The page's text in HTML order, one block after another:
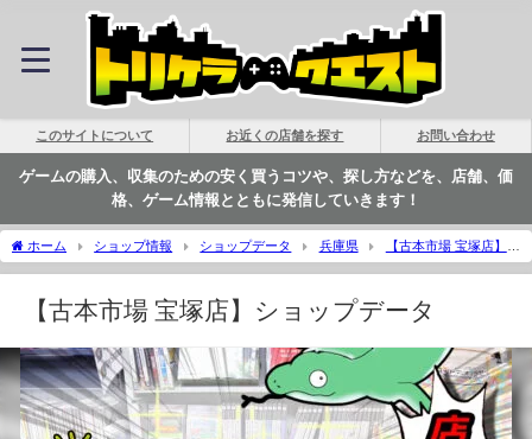
このサイトについて お近くの店舗を探す お問い合わせ
ゲームの購入、収集のための安く買うコツや、探し方などを、店舗、価
格、ゲーム情報とともに発信していきます！
ホーム ショップ情報 ショップデータ 兵庫県
【古本市場 宝塚店】シ
ョップデータ | トリケラクエスト
【古本市場 宝塚店】ショップデータ